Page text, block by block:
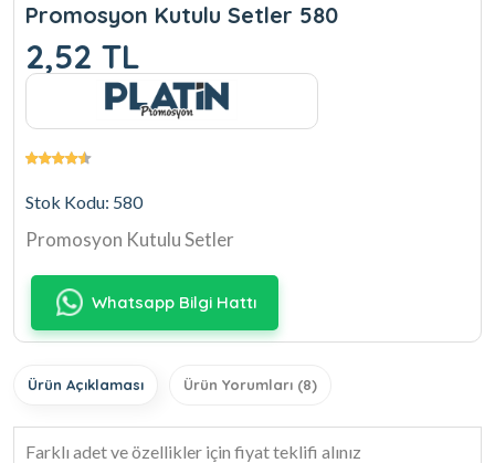
Promosyon Kutulu Setler 580
2,52 TL
Stok Kodu: 580
Promosyon Kutulu Setler
Whatsapp Bilgi Hattı
Ürün Açıklaması Ürün Yorumları (8)
Farklı adet ve özellikler için fiyat teklifi alınız